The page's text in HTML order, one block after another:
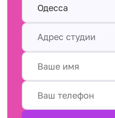
Одесса
Адрес студии